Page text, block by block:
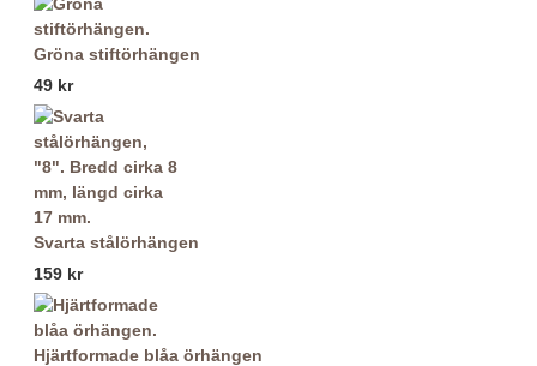
Gröna stiftörhängen
49 kr
Svarta stålörhängen
159 kr
Hjärtformade blåa örhängen